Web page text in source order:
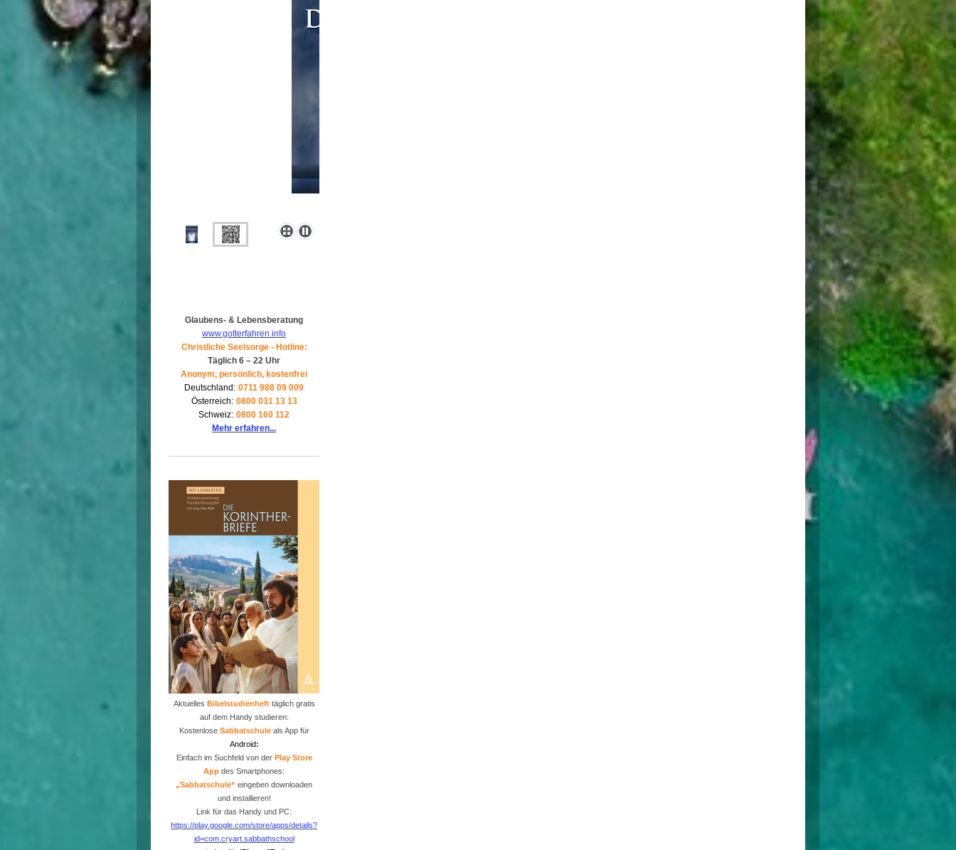
Glaubens- & Lebensberatung
www.gotterfahren.info
Christliche Seelsorge - Hotline:
Täglich 6 – 22 Uhr
Anonym, persönlich, kostenfrei
Deutschland: 0711 988 09 009
Österreich: 0800 031 13 13
Schweiz: 0800 160 112
Mehr erfahren...
Aktuelles Bibelstudienhefttäglich gratis
auf dem Handy studieren:
Kostenlose Sabbatschuleals App für
Android:
Einfach im Suchfeld von der Play Store
App des Smartphones:
„Sabbatschule“ eingeben downloaden
und installieren!
Link für das Handy und PC:
https://play.google.com/store/apps/details?
id=com.cryart.sabbathschool